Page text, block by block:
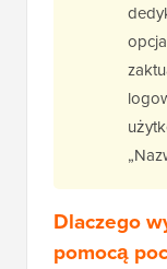
Dlaczego
pomocą